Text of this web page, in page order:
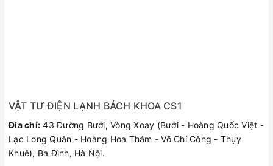
VẬT TƯ ĐIỆN LẠNH BÁCH KHOA CS1
Đia chỉ: 43 Đường Bưởi, Vòng Xoay (Bưởi - Hoàng Quốc Việt -
Lạc Long Quân - Hoàng Hoa Thám - Võ Chí Công - Thụy
Khuê), Ba Đình, Hà Nội.